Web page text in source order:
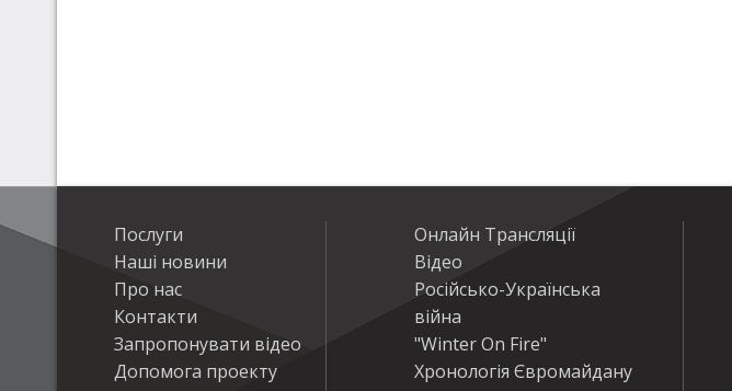
Послуги
Наші новини
Про нас
Контакти
Запропонувати відео
Допомога проекту
Онлайн Трансляції
Відео
Російсько-Українська
війна
"Winter On Fire"
Хронологія Євромайдану